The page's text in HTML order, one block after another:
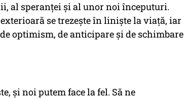
al speranței și al unor noi începuturi.
se trezește în liniște la viață, iar
optimism, de anticipare și de schimbare
și noi putem face la fel. Să ne